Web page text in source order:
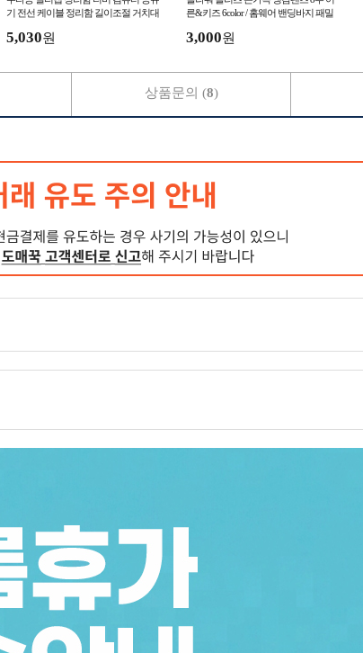
기 전선 케이블 정리함 길이조절 거치대
5,030원
른&키즈 6color / 홈웨어 밴딩바지 패밀
3,000원
상품문의 (8)